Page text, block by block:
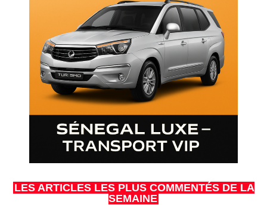
LES ARTICLES LES PLUS COMMENTÉS DE LA
SEMAINE